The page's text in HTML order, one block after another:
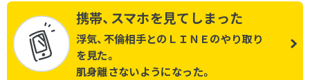
携帯、スマホを見てしまった
浮気、不倫相手とのＬＩＮＥのやり取り
を見た。
肌身離さないようになった。